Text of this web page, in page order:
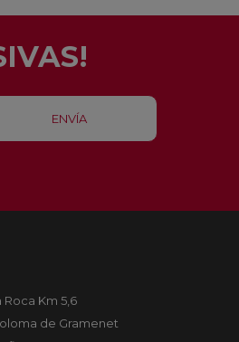
Km 5,6
de Gramenet